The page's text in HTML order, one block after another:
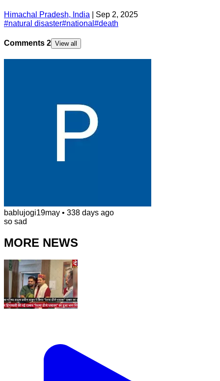
Himachal Pradesh, India
Sep 2, 2025
#natural disaster#national #death
Comments 2 View all
bablujogi19may • 338 days ago
so sad
MORE NEWS